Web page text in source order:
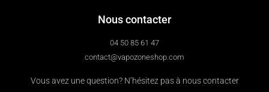
Nous contacter
04 50 85 61 47
contact@vapozoneshop.com
Vous avez une question? N’hésitez pas à nous contacter